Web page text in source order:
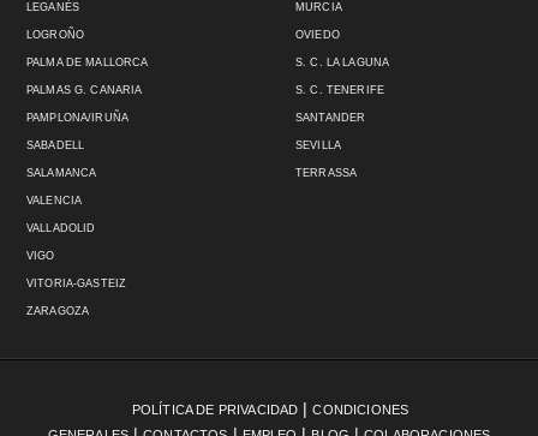
LEGANÉS
LOGROÑO
MURCIA
OVIEDO
PALMA DE MALLORCA
PALMAS G. CANARIA
PAMPLONA/IRUÑA
SABADELL
SALAMANCA
S. C. LA LAGUNA
S. C. TENERIFE
SANTANDER
SEVILLA
TERRASSA
VALENCIA
VALLADOLID
VIGO
VITORIA-GASTEIZ
ZARAGOZA
POLÍTICA DE PRIVACIDAD | CONDICIONES